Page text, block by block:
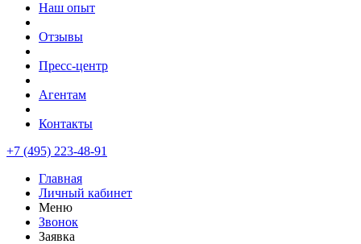
Наш опыт
Отзывы
Пресс-центр
Агентам
Контакты
+7 (495) 223-48-91
Главная
Личный кабинет
Меню
Звонок
Заявка